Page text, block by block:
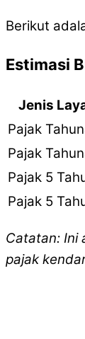
Berikut
Estimasi
Jenis
Pajak
Pajak
Pajak 5
Pajak 5
Catatan: Ini
pajak